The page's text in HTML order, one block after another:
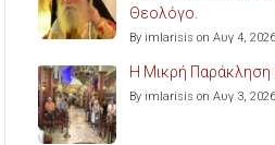
Θεολόγο.
By imlarisis on Αυγ 4, 2026
Η Μικρή Παράκληση
By imlarisis on Αυγ 3, 2026